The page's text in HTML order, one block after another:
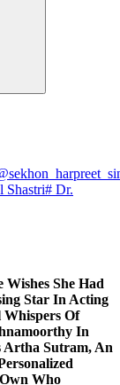
Shastri# Dr.
Wishes She Had
Star In Acting
Whispers Of
In
Artha Sutram, An
Who